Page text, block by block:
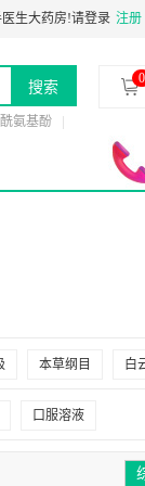
营备案凭证：粤穗食
生大药房!请登录 注册
搜索
氨基酚
0
本草纲目 白
康恩贝
口服溶液